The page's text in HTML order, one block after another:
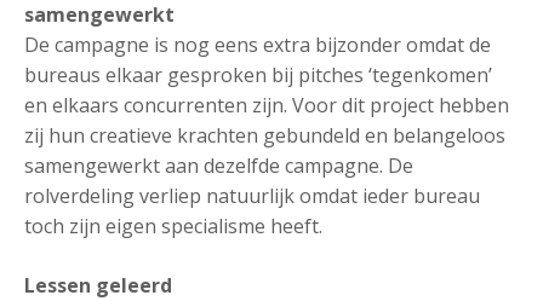
samengewerkt
De campagne is nog eens extra bijzonder omdat de
bureaus elkaar gesproken bij pitches ‘tegenkomen’
en elkaars concurrenten zijn. Voor dit project hebben
zij hun creatieve krachten gebundeld en belangeloos
samengewerkt aan dezelfde campagne. De
rolverdeling verliep natuurlijk omdat ieder bureau
toch zijn eigen specialisme heeft.
Lessen geleerd